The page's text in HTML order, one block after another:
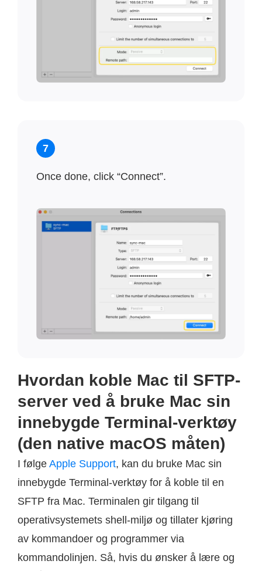
7
Once done, click “Connect”.
Hvordan koble Mac til SFTP-
server ved å bruke Mac sin
innebygde Terminal-verktøy
(den native macOS måten)
I følge Apple Support, kan du bruke Mac sin
innebygde Terminal-verktøy for å koble til en
SFTP fra Mac. Terminalen gir tilgang til
operativsystemets shell-miljø og tillater kjøring
av kommandoer og programmer via
kommandolinjen. Så, hvis du ønsker å lære og